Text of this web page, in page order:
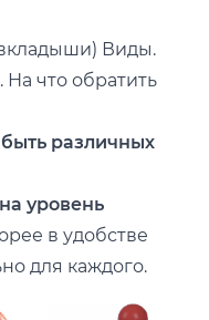
быть различных
уровень
в удобстве
для каждого.